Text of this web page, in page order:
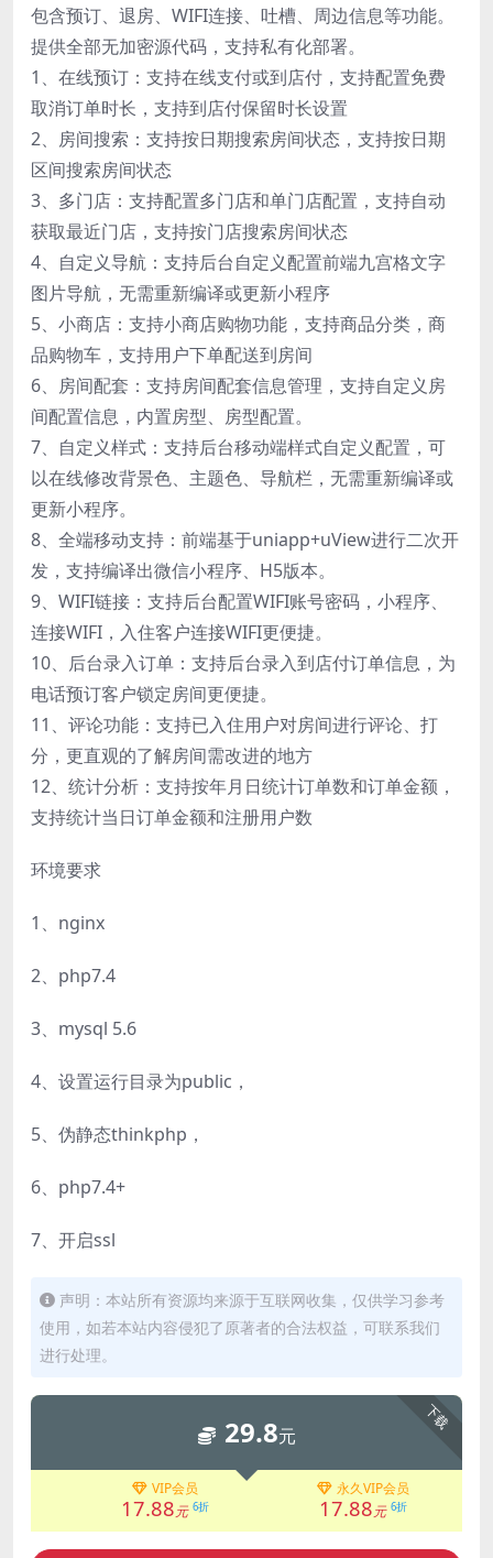
包含预订、退房、WIFI连接、吐槽、周边信息等功能。
提供全部无加密源代码，支持私有化部署。
1、在线预订：支持在线支付或到店付，支持配置免费
取消订单时长，支持到店付保留时长设置
2、房间搜索：支持按日期搜索房间状态，支持按日期
区间搜索房间状态
3、多门店：支持配置多门店和单门店配置，支持自动
获取最近门店，支持按门店搜索房间状态
4、自定义导航：支持后台自定义配置前端九宫格文字
图片导航，无需重新编译或更新小程序
5、小商店：支持小商店购物功能，支持商品分类，商
品购物车，支持用户下单配送到房间
6、房间配套：支持房间配套信息管理，支持自定义房
间配置信息，内置房型、房型配置。
7、自定义样式：支持后台移动端样式自定义配置，可
以在线修改背景色、主题色、导航栏，无需重新编译或
更新小程序。
8、全端移动支持：前端基于uniapp+uView进行二次开
发，支持编译出微信小程序、H5版本。
9、WIFI链接：支持后台配置WIFI账号密码，小程序、
连接WIFI，入住客户连接WIFI更便捷。
10、后台录入订单：支持后台录入到店付订单信息，为
电话预订客户锁定房间更便捷。
11、评论功能：支持已入住用户对房间进行评论、打
分，更直观的了解房间需改进的地方
12、统计分析：支持按年月日统计订单数和订单金额，
支持统计当日订单金额和注册用户数
环境要求
1、nginx
2、php7.4
3、mysql 5.6
4、设置运行目录为public，
5、伪静态thinkphp，
6、php7.4+
7、开启ssl
声明：本站所有资源均来源于互联网收集，仅供学习参考
使用，如若本站内容侵犯了原著者的合法权益，可联系我们
进行处理。
下载
29.8元
VIP会员
17.88元 6折
永久VIP会员
17.88元 6折